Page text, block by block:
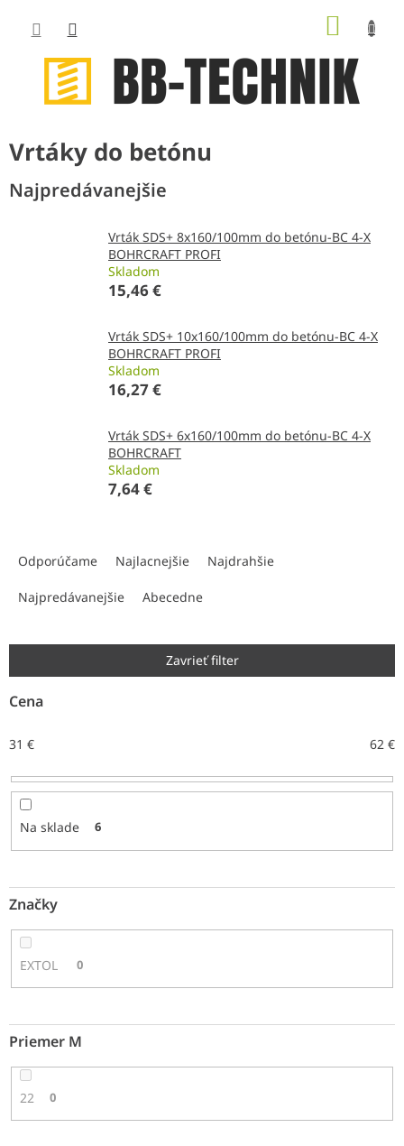
obsah
Vrtáky do betónu
Najpredávanejšie
Vrták SDS+ 8x160/100mm do betónu-BC 4-X
BOHRCRAFT PROFI
Skladom
15,46 €
Vrták SDS+ 10x160/100mm do betónu-BC 4-X
BOHRCRAFT PROFI
Skladom
16,27 €
Vrták SDS+ 6x160/100mm do betónu-BC 4-X
BOHRCRAFT
Skladom
7,64 €
i
p
r
d
u
k
t
Odporúčame Najlacnejšie Najdrahšie
Najpredávanejšie Abecedne
Zavrieť filter
Cena
31 € 62 €
Na sklade 6
Značky
EXTOL 0
Priemer M
22 0